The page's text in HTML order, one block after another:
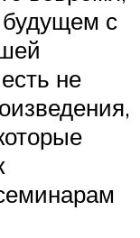
будущем с
не